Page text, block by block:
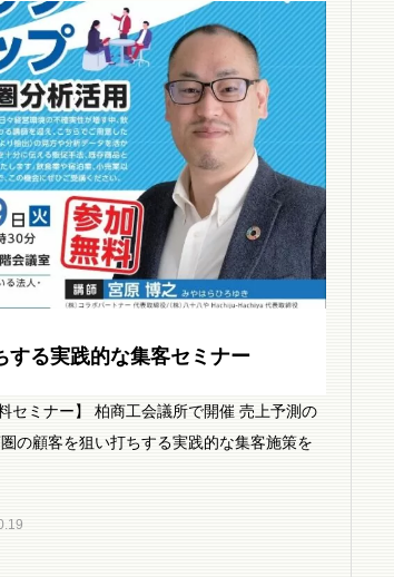
する実践的な集客セミナー
セミナー】 柏商工会議所で開催 売上予測の
の顧客を狙い打ちする実践的な集客施策を